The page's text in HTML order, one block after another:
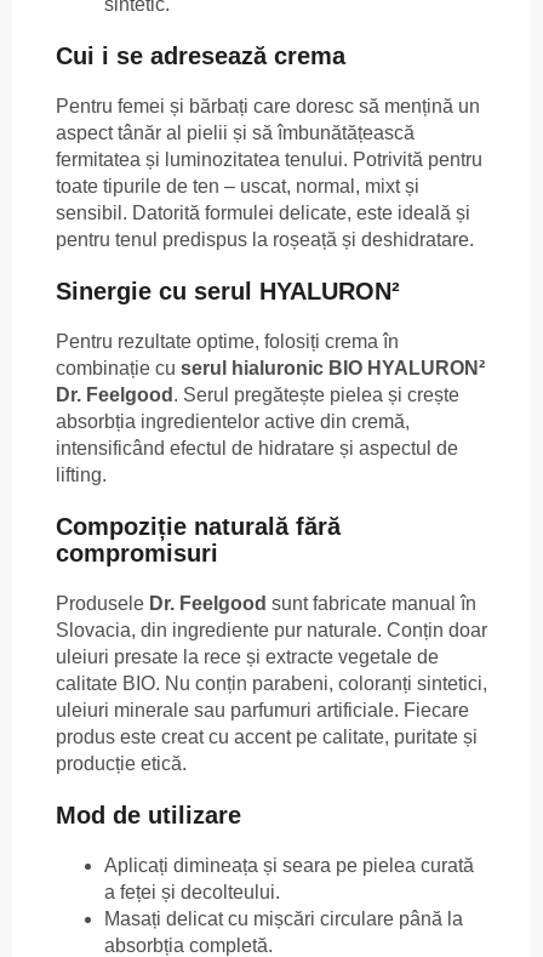
Cui i se adresează crema
Pentru femei și bărbați care doresc să mențină un
aspect tânăr al pielii și să îmbunătățească
fermitatea și luminozitatea tenului. Potrivită pentru
toate tipurile de ten – uscat, normal, mixt și
sensibil. Datorită formulei delicate, este ideală și
pentru tenul predispus la roșeață și deshidratare.
Sinergie cu serul HYALURON²
Pentru rezultate optime, folosiți crema în
combinație cu serul hialuronic BIO HYALURON²
Dr. Feelgood . Serul pregătește pielea și crește
absorbția ingredientelor active din cremă,
intensificând efectul de hidratare și aspectul de
lifting.
Compoziție naturală fără
compromisuri
Produsele Dr. Feelgood sunt fabricate manual în
Slovacia, din ingrediente pur naturale. Conțin doar
uleiuri presate la rece și extracte vegetale de
calitate BIO. Nu conțin parabeni, coloranți sintetici,
uleiuri minerale sau parfumuri artificiale. Fiecare
produs este creat cu accent pe calitate, puritate și
producție etică.
Mod de utilizare
Aplicați dimineața și seara pe pielea curată
a feței și decolteului.
Masați delicat cu mișcări circulare până la
absorbția completă.